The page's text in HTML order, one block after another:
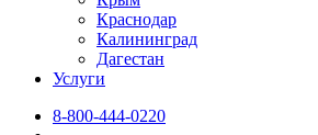
Краснодар
Калининград
Дагестан
Услуги
8-800-444-0220